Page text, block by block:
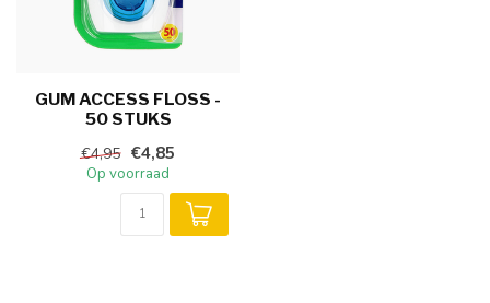
GUM ACCESS FLOSS -
50 STUKS
€4,95 €4,85
Op voorraad